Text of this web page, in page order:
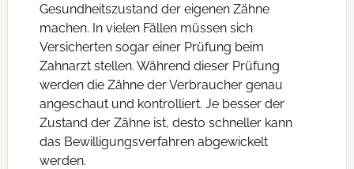
Gesundheitszustand der eigenen Zähne
machen. In vielen Fällen müssen sich
Versicherten sogar einer Prüfung beim
Zahnarzt stellen. Während dieser Prüfung
werden die Zähne der Verbraucher genau
angeschaut und kontrolliert. Je besser der
Zustand der Zähne ist, desto schneller kann
das Bewilligungsverfahren abgewickelt
werden.